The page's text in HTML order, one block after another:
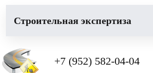
Cтроительная экспертиза
+7 (952) 582-04-04